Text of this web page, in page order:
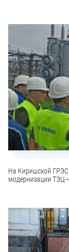
На Киришской
модернизации ТЭЦ-